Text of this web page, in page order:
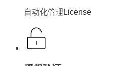
自动化管理License